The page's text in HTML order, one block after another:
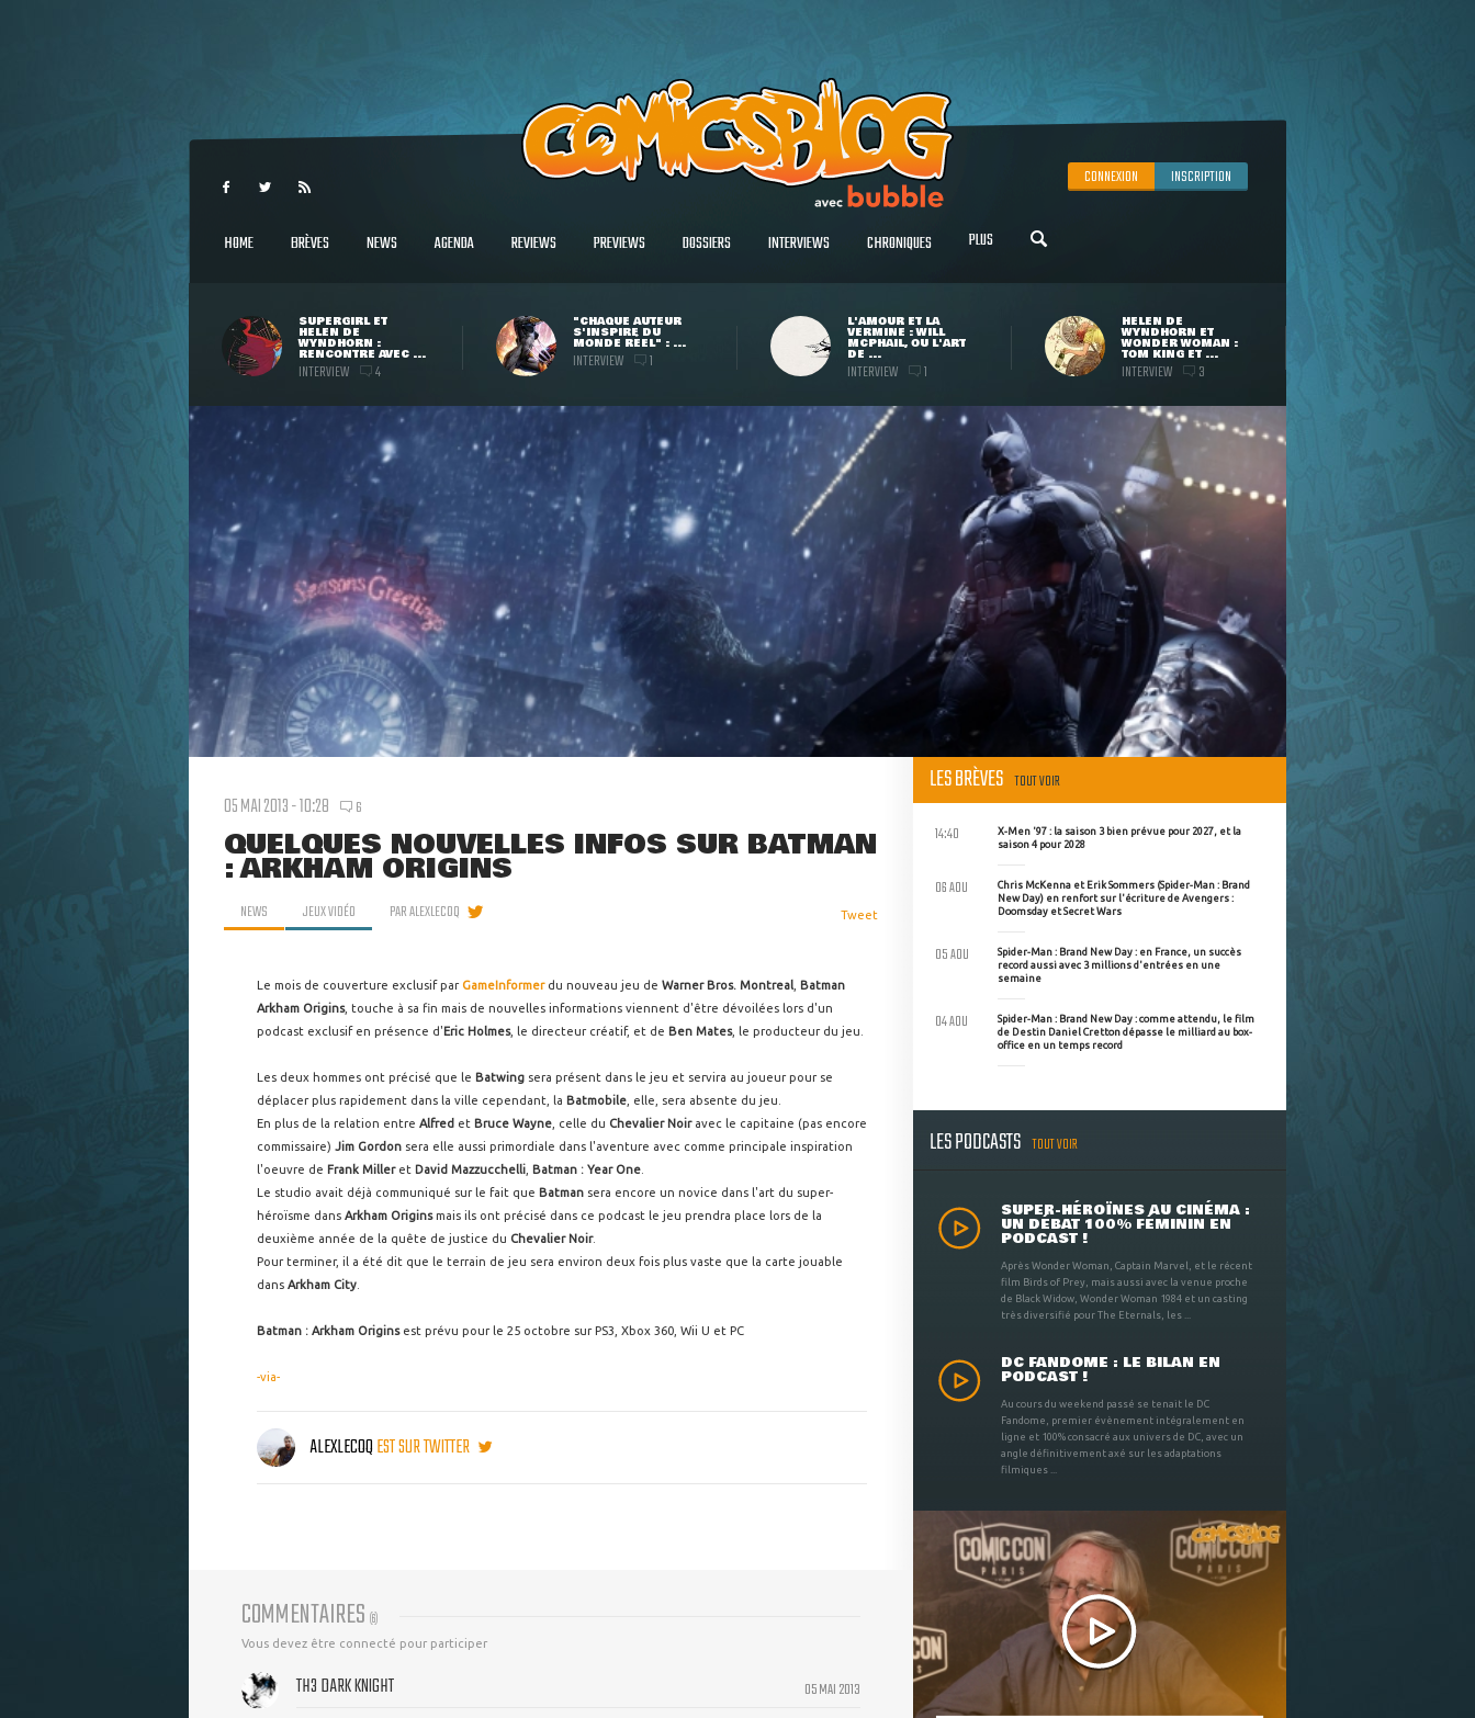
CONNEXION INSCRIPTION
HOME BRÈVES NEWS AGENDA REVIEWS PREVIEWS DOSSIERS INTERVIEWS CHRONIQUES PLUS
SUPERGIRL ET
HELEN DE
WYNDHORN :
RENCONTRE AVEC ...
INTERVIEW 4
"CHAQUE AUTEUR
S'INSPIRE DU
MONDE RÉEL" : ...
INTERVIEW 1
L'AMOUR ET LA
VERMINE : WILL
MCPHAIL, OU L'ART
DE ...
INTERVIEW 1
HELEN DE
WYNDHORN ET
WONDER WOMAN :
TOM KING ET ...
INTERVIEW 3
05 MAI 2013 - 10:28 6
QUELQUES NOUVELLES INFOS SUR BATMAN
: ARKHAM ORIGINS
NEWS JEUX VIDÉO PARALEXLECOQ Tweet
Le mois de couverture exclusif parGameInformerdu nouveau jeu de Warner Bros. Montreal Batman
Arkham Origins, touche à sa fin mais de nouvelles informations viennent d'être dévoilées lors d'un
podcast exclusif en présence d'Eric Holmes, le directeur créatif, et de Ben Mates, le producteur du jeu.
Les deux hommes ont précisé que le Batwing sera présent dans le jeu et servira au joueur pour se
déplacer plus rapidement dans la ville cependant, la Batmobile , elle, sera absente du jeu.
En plus de la relation entre Alfred et Bruce Wayne , celle du Chevalier Noiravec le capitaine (pas encore
commissaire) Jim Gordon sera elle aussi primordiale dans l'aventure avec comme principale inspiration
l'oeuvre de Frank Miller et David Mazzucchelli Batman : Year One
Le studio avait déjà communiqué sur le fait que Batman sera encore un novice dans l'art du super-
héroïsme dans Arkham Originsmais ils ont précisé dans ce podcast le jeu prendra place lors de la
deuxième année de la quête de justice du Chevalier Noir.
Pour terminer, il a été dit que le terrain de jeu sera environ deux fois plus vaste que la carte jouable
dans Arkham City
Batman : Arkham Originsest prévu pour le 25 octobre sur PS3, Xbox 360, Wii U et PC
-via-
ALEXLECOQEST SUR TWITTER
COMMENTAIRES (6)
Vous devez être connecté pour participer
05 MAI 2013
TH3 DARK KNIGHT
LES BRÈVES TOUT VOIR
X-Men '97 : la saison 3 bien prévue pour 2027, et la
saison 4 pour 2028
14:40
Chris McKenna et Erik Sommers (Spider-Man : Brand
New Day) en renfort sur l'écriture de Avengers :
Doomsday et Secret Wars
06 AOU
Spider-Man : Brand New Day : en France, un succès
record aussi avec 3 millions d'entrées en une
semaine
05 AOU
Spider-Man : Brand New Day : comme attendu, le film
de Destin Daniel Cretton dépasse le milliard au box-
office en un temps record
04 AOU
LES PODCASTS TOUT VOIR
SUPER-HÉROÏNES AU CINÉMA :
UN DÉBAT 100% FÉMININ EN
PODCAST !
Après Wonder Woman, Captain Marvel, et le récent
film Birds of Prey, mais aussi avec la venue proche
de Black Widow, Wonder Woman 1984 et un casting
très diversifié pour The Eternals, les ...
DC FANDOME : LE BILAN EN
PODCAST !
Au cours du weekend passé se tenait le DC
Fandome, premier évènement intégralement en
ligne et 100% consacré aux univers de DC, avec un
angle définitivement axé sur les adaptations
filmiques ...